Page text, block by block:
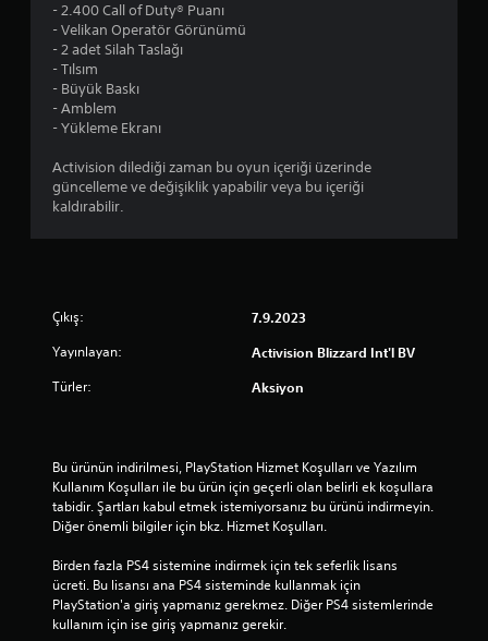
- 2.400 Call of Duty® Puanı
- Velikan Operatör Görünümü
- 2 adet Silah Taslağı
- Tılsım
- Büyük Baskı
- Amblem
- Yükleme Ekranı
Activision dilediği zaman bu oyun içeriği üzerinde
güncelleme ve değişiklik yapabilir veya bu içeriği
kaldırabilir.
Çıkış: 7.9.2023
Yayınlayan: Activision Blizzard Int'l BV
Türler: Aksiyon
Bu ürünün indirilmesi, PlayStation Hizmet Koşulları ve Yazılım
Kullanım Koşulları ile bu ürün için geçerli olan belirli ek koşullara
tabidir. Şartları kabul etmek istemiyorsanız bu ürünü indirmeyin.
Diğer önemli bilgiler için bkz. Hizmet Koşulları.
Birden fazla PS4 sistemine indirmek için tek seferlik lisans
ücreti. Bu lisansı ana PS4 sisteminde kullanmak için
PlayStation'a giriş yapmanız gerekmez. Diğer PS4 sistemlerinde
kullanım için ise giriş yapmanız gerekir.